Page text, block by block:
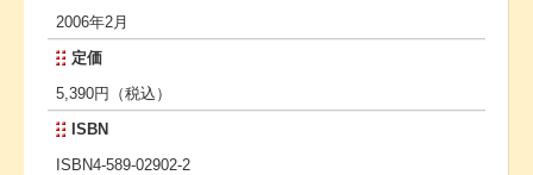
2006年2月
定価
5,390円（税込）
ISBN
ISBN4-589-02902-2